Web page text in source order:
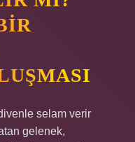
selam verir
gelenek,